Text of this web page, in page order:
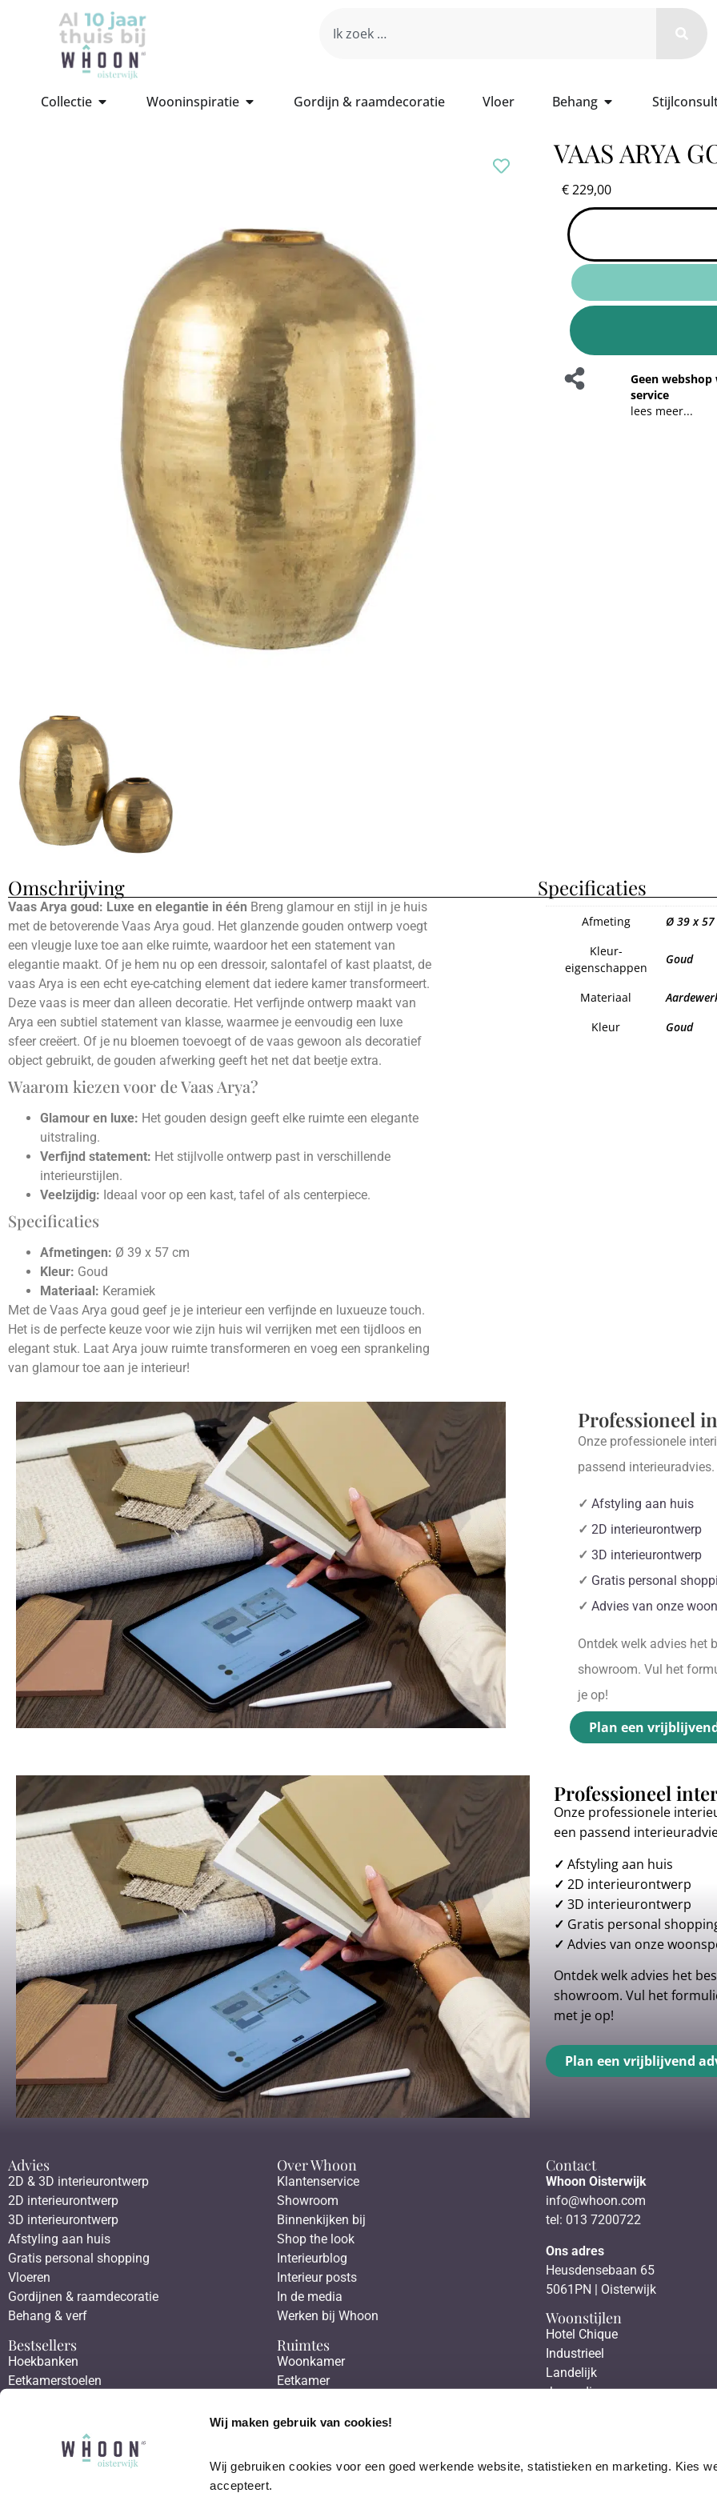
Wij maken gebruik van cookies!
Wij gebruiken cookies voor een goed werkende website, statistieken en marketing. Kies
accepteert.
Collectie Wooninspiratie Gordijn & raamdecoratie Vloer Behang
VAAS ARYA
€229,00
Geen webshop
service
lees meer...
Omschrijving
Vaas Arya goud: Luxe en elegantie in één Breng glamour en stijl in je huis
met de betoverende Vaas Arya goud. Het glanzende gouden ontwerp voegt
een vleugje luxe toe aan elke ruimte, waardoor het een statement van
elegantie maakt. Of je hem nu op een dressoir, salontafel of kast plaatst, de
vaas Arya is een echt eye-catching element dat iedere kamer transformeert.
Deze vaas is meer dan alleen decoratie. Het verfijnde ontwerp maakt van
Arya een subtiel statement van klasse, waarmee je eenvoudig een luxe
sfeer creëert. Of je nu bloemen toevoegt of de vaas gewoon als decoratief
object gebruikt, de gouden afwerking geeft het net dat beetje extra.
Waarom kiezen voor de Vaas Arya?
Glamour en luxe: Het gouden design geeft elke ruimte een elegante
uitstraling.
Verfijnd statement: Het stijlvolle ontwerp past in verschillende
interieurstijlen.
Veelzijdig: Ideaal voor op een kast, tafel of als centerpiece.
Specificaties
Afmetingen: Ø 39 x 57 cm
Kleur: Goud
Materiaal: Keramiek
Met de Vaas Arya goud geef je je interieur een verfijnde en luxueuze touch.
Het is de perfecte keuze voor wie zijn huis wil verrijken met een tijdloos en
elegant stuk. Laat Arya jouw ruimte transformeren en voeg een sprankeling
van glamour toe aan je interieur!
Specificaties
Afmeting
Ø 39 x
Kleur-
eigenschappen
Goud
Materiaal
Kleur
Goud
Professioneel
Onze professionele
passend interieuradvies.
✓ Afstyling aan huis
✓ 2D interieurontwerp
✓ 3D interieurontwerp
✓ Gratis personal
✓ Advies van onze
Ontdek welk advies het
showroom. Vul het
je op!
Plan een
Professioneel
Onze professionele
een passend
✓ Afstyling aan huis
✓ 2D interieurontwerp
✓ 3D interieurontwerp
✓ Gratis personal
✓ Advies van onze
Ontdek welk advies het
showroom. Vul het
met je op!
Plan een vrijblijvend
Advies
2D & 3D interieurontwerp
2D interieurontwerp
3D interieurontwerp
Afstyling aan huis
Gratis personal shopping
Vloeren
Gordijnen & raamdecoratie
Behang & verf
Bestsellers
Hoekbanken
Eetkamerstoelen
Over Whoon
Klantenservice
Showroom
Binnenkijken bij
Shop the look
Interieurblog
Interieur posts
In de media
Werken bij Whoon
Ruimtes
Woonkamer
Eetkamer
Werkkamer
Contact
Whoon Oisterwijk
info@whoon.com
tel: 013 7200722
Ons adres
Heusdensebaan 65
5061PN | Oisterwijk
Woonstijlen
Hotel Chique
Industrieel
Landelijk
Japandi